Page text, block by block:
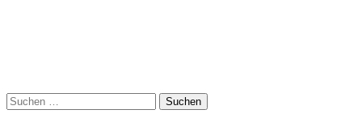
Suchen
nach: